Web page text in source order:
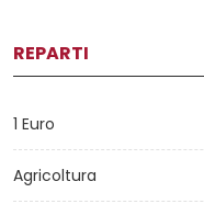
REPARTI
1 Euro
Agricoltura